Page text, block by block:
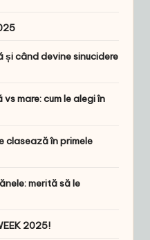
și când devine sinucidere
mare: cum le alegi în
clasează în primele
merită să le
2025!